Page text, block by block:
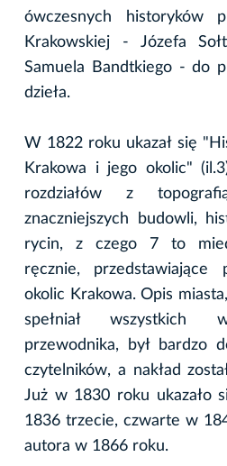
ówczesnych historyków
Krakowskiej - Józefa
Samuela Bandtkiego - do
dzieła.
W 1822 roku ukazał się
Krakowa i jego okolic"
rozdziałów z
znaczniejszych budowli,
rycin, z czego 7 to
ręcznie, przedstawiające
okolic Krakowa. Opis
spełniał wszystkich
przewodnika, był bardzo
czytelników, a nakład
Już w 1830 roku ukazało
1836 trzecie, czwarte w
autora w 1866 roku.